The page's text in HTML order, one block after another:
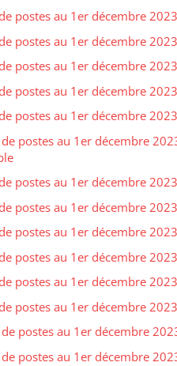
postes au 1er décembre
postes au 1er décembre
postes au 1er décembre
postes au 1er décembre
postes au 1er décembre
postes au 1er décembre
postes au 1er décembre
postes au 1er décembre
postes au 1er décembre
postes au 1er décembre
postes au 1er décembre
postes au 1er décembre
postes au 1er décembre
postes au 1er décembre